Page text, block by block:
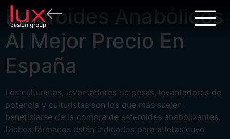
Esteroides Anabólicos
Al Mejor Precio En
España
Los culturistas, levantadores de pesas, levantadores de
potencia y culturistas son los que más suelen
beneficiarse de la compra de esteroides anabolizantes.
Dichos fármacos están indicados para atletas cuyo